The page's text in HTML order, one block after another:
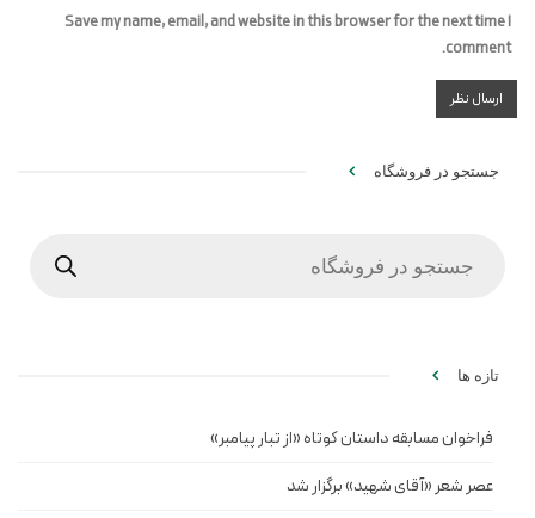
Save my name, email, and website in this browser for the next time I
comment.
جستجو در فروشگاه
تازه ها
فراخوان مسابقه داستان کوتاه «از تبار پیامبر»
عصر شعر «آقای شهید» برگزار شد